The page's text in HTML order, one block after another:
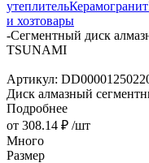
утеплительКерамогранит
и хозтовары
-Сегментный диск
TSUNAMI
Артикул:
Диск алмазный
Подробнее
от 308.14 ₽ /шт
Много
Размер